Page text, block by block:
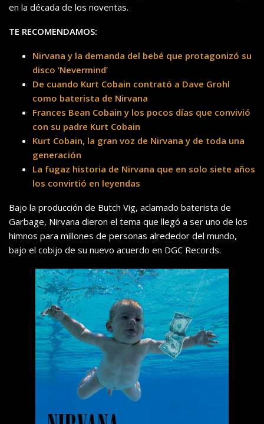
en la década de los noventas.
TE RECOMENDAMOS:
Nirvana y la demanda del bebé que protagonizó su
disco ‘Nevermind’
De cuando Kurt Cobain contrató a Dave Grohl
como baterista de Nirvana
Frances Bean Cobain y los pocos días que convivió
con su padre Kurt Cobain
Kurt Cobain, la gran voz de Nirvana y de toda una
generación
La fugaz historia de Nirvana que en solo siete años
los convirtió en leyendas
Bajo la producción de Butch Vig, aclamado baterista de
Garbage, Nirvana dieron el tema que llegó a ser uno de los
himnos para millones de personas alrededor del mundo,
bajo el cobijo de su nuevo acuerdo en DGC Records.